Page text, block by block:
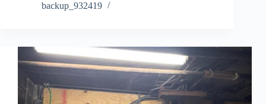
backup_932419